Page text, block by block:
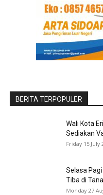
BERITA TERPOPULER
Wali Kota
Sediakan
Friday 15 July
Selasa
Tiba di
Monday 27